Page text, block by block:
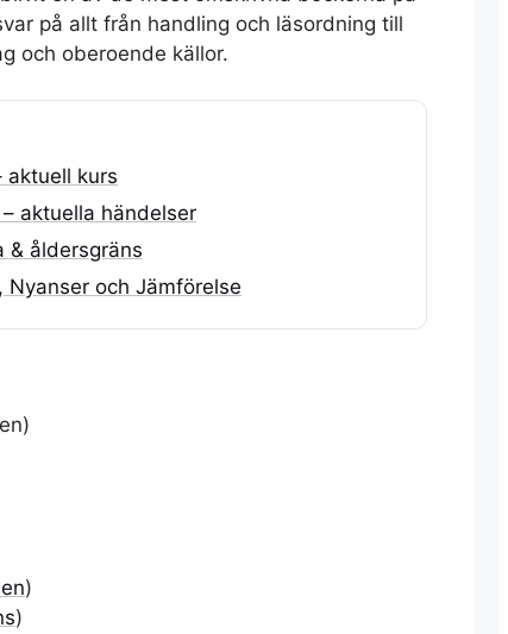
på allt från handling och läsordning till
och oberoende källor.
aktuell kurs
aktuella händelser
& åldersgräns
Nyanser och Jämförelse
)
)
)